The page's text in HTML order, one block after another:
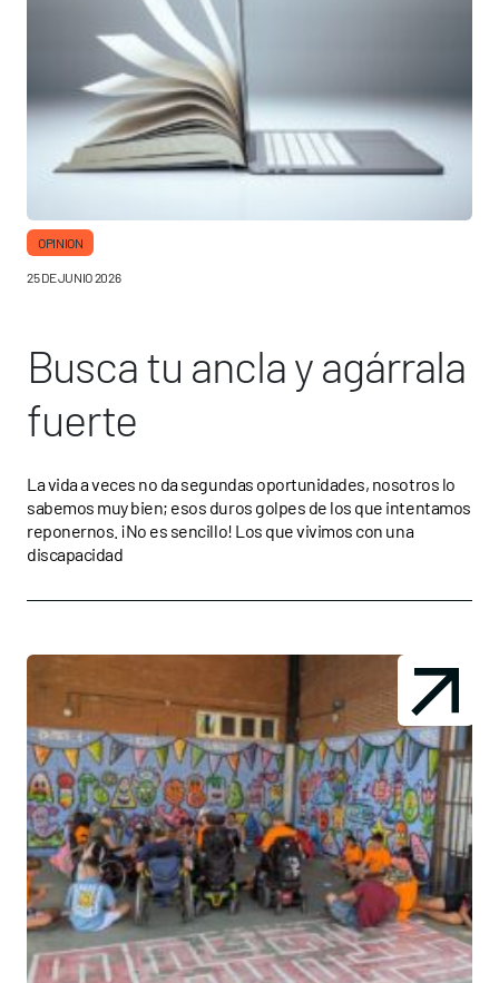
OPINION
25 DE JUNIO 2026
Busca tu ancla y agárrala
fuerte
La vida a veces no da segundas oportunidades, nosotros lo
sabemos muy bien; esos duros golpes de los que intentamos
reponernos. ¡No es sencillo! Los que vivimos con una
discapacidad